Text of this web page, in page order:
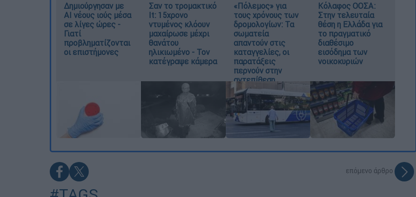
Δημιούργησαν με
AI νέους ιούς μέσα
σε λίγες ώρες -
Γιατί
προβληματίζονται
οι επιστήμονες
Σαν το τρομακτικό
It: 15χρονο
ντυμένος κλόουν
μαχαίρωσε μέχρι
θανάτου
ηλικιωμένο - Τον
κατέγραψε κάμερα
«Πόλεμος» για
τους χρόνους των
δρομολογίων: Τα
σωματεία
απαντούν στις
καταγγελίες, οι
παρατάξεις
περνούν στην
αντεπίθεση
Κόλαφος ΟΟΣΑ:
Στην τελευταία
θέση η Ελλάδα για
το πραγματικό
διαθέσιμο
εισόδημα των
νοικοκυριών
επόμενο άρθρο